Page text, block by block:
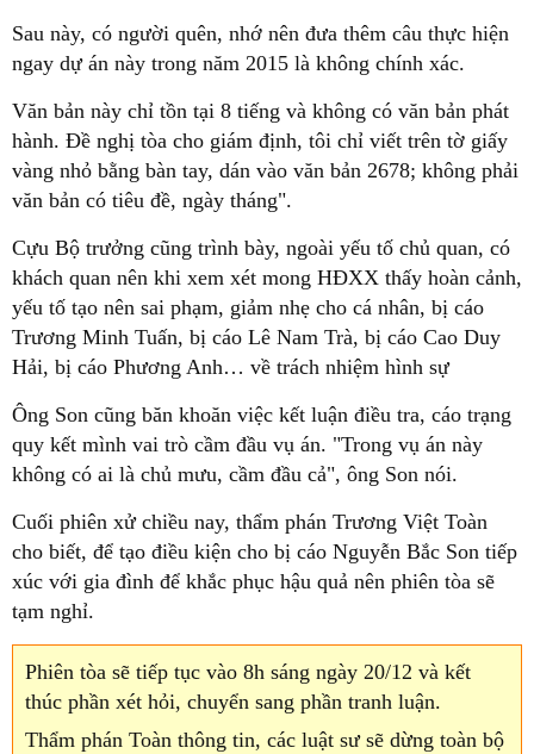
Sau này, có người quên, nhớ nên đưa thêm câu thực hiện
ngay dự án này trong năm 2015 là không chính xác.
Văn bản này chỉ tồn tại 8 tiếng và không có văn bản phát
hành. Đề nghị tòa cho giám định, tôi chỉ viết trên tờ giấy
vàng nhỏ bằng bàn tay, dán vào văn bản 2678; không phải
văn bản có tiêu đề, ngày tháng".
Cựu Bộ trưởng cũng trình bày, ngoài yếu tố chủ quan, có
khách quan nên khi xem xét mong HĐXX thấy hoàn cảnh,
yếu tố tạo nên sai phạm, giảm nhẹ cho cá nhân, bị cáo
Trương Minh Tuấn, bị cáo Lê Nam Trà, bị cáo Cao Duy
Hải, bị cáo Phương Anh… về trách nhiệm hình sự
Ông Son cũng băn khoăn việc kết luận điều tra, cáo trạng
quy kết mình vai trò cầm đầu vụ án. "Trong vụ án này
không có ai là chủ mưu, cầm đầu cả", ông Son nói.
Cuối phiên xử chiều nay, thẩm phán Trương Việt Toàn
cho biết, để tạo điều kiện cho bị cáo Nguyễn Bắc Son tiếp
xúc với gia đình để khắc phục hậu quả nên phiên tòa sẽ
tạm nghỉ.
Phiên tòa sẽ tiếp tục vào 8h sáng ngày 20/12 và kết
thúc phần xét hỏi, chuyển sang phần tranh luận.
Thẩm phán Toàn thông tin, các luật sư sẽ dừng toàn bộ